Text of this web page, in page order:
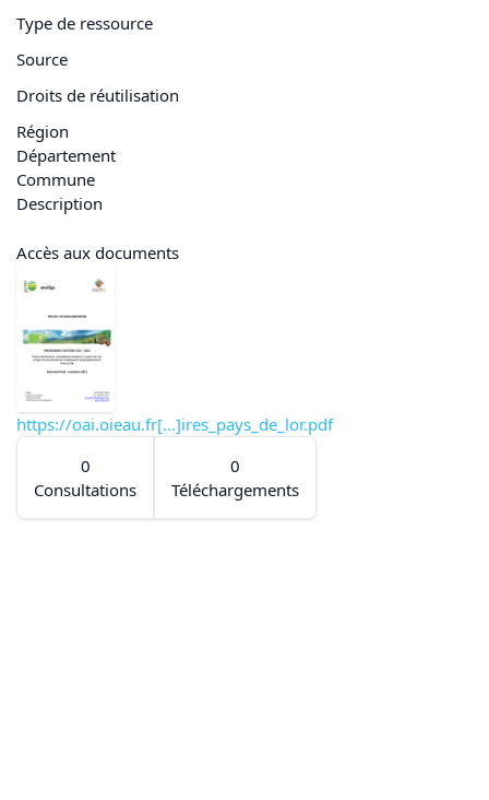
Type de ressource
Source
Droits de réutilisation
Région
Département
Commune
Description
Accès aux documents
https://oai.oieau.fr[...]ires_pays_de_lor.pdf
0
Consultations
0
Téléchargements